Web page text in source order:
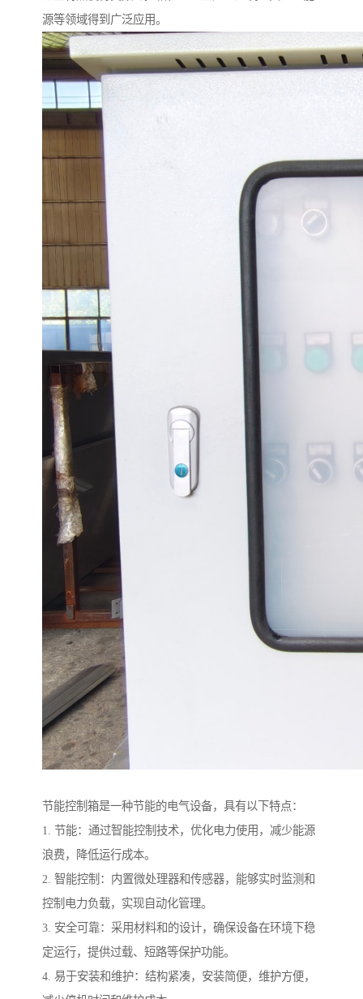
源等领域得到广泛应用。
节能控制箱是一种节能的电气设备，具有以下特点：
1. 节能：通过智能控制技术，优化电力使用，减少能源
浪费，降低运行成本。
2. 智能控制：内置微处理器和传感器，能够实时监测和
控制电力负载，实现自动化管理。
3. 安全可靠：采用材料和的设计，确保设备在环境下稳
定运行，提供过载、短路等保护功能。
4. 易于安装和维护：结构紧凑，安装简便，维护方便，